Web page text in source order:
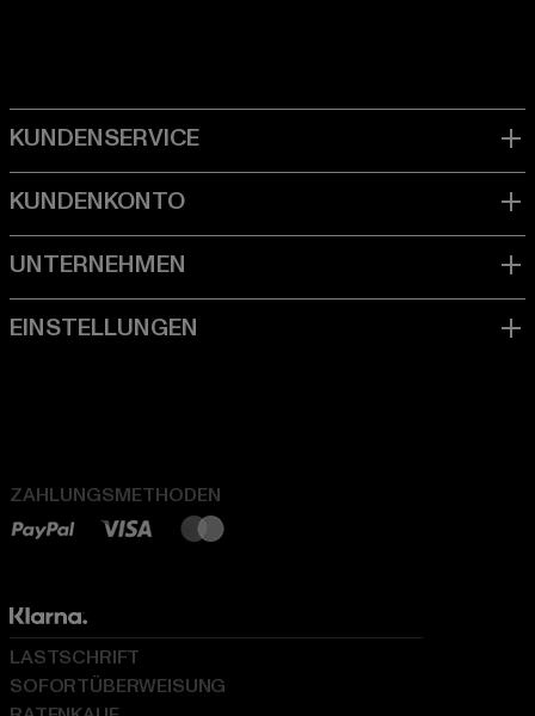
ZAHLUNGSMETHODEN
LASTSCHRIFT
SOFORTÜBERWEISUNG